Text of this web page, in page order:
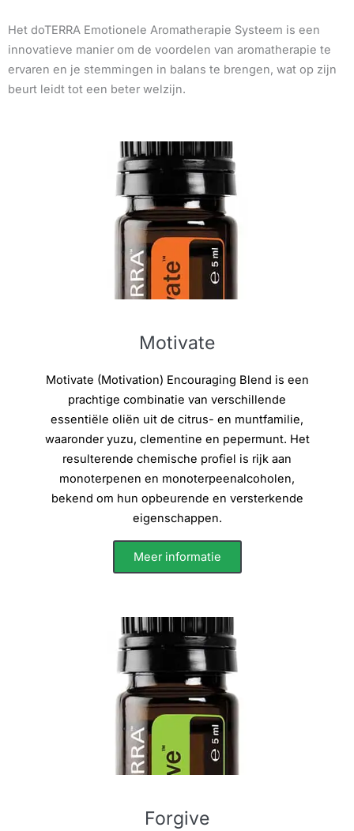
Het doTERRA Emotionele Aromatherapie Systeem is een
innovatieve manier om de voordelen van aromatherapie te
ervaren en je stemmingen in balans te brengen, wat op zijn
beurt leidt tot een beter welzijn.
Motivate
Motivate (Motivation) Encouraging Blend is een
prachtige combinatie van verschillende
essentiële oliën uit de citrus- en muntfamilie,
waaronder yuzu, clementine en pepermunt. Het
resulterende chemische profiel is rijk aan
monoterpenen en monoterpeenalcoholen,
bekend om hun opbeurende en versterkende
eigenschappen.
Meer informatie
Forgive